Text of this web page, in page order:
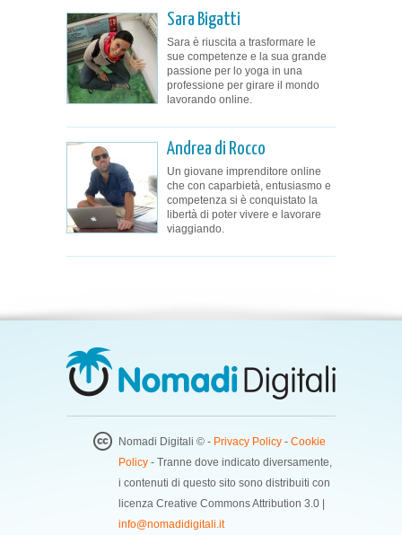
Sara Bigatti
Sara è riuscita a trasformare le
sue competenze e la sua grande
passione per lo yoga in una
professione per girare il mondo
lavorando online.
Andrea di Rocco
Un giovane imprenditore online
che con caparbietà, entusiasmo e
competenza si è conquistato la
libertà di poter vivere e lavorare
viaggiando.
Nomadi Digitali © - Privacy Policy - Cookie
Policy - Tranne dove indicato diversamente,
i contenuti di questo sito sono distribuiti con
licenza Creative Commons Attribution 3.0 |
info@nomadidigitali.it